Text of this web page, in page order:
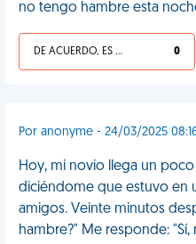
no tengo hambre esta
DE ACUERDO, ES UNA VIDA HP 0
Por anonyme - 24/03/2025
Hoy, mi novio llega un
diciéndome que estuvo en
amigos. Veinte minutos
hambre?" Me responde: